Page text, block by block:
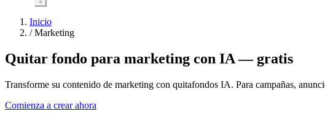
Inicio
/ Marketing
Quitar fondo para marketing con IA — gratis
Transforme su contenido de marketing con quitafondos IA. Para campañas,
Comienza a crear ahora